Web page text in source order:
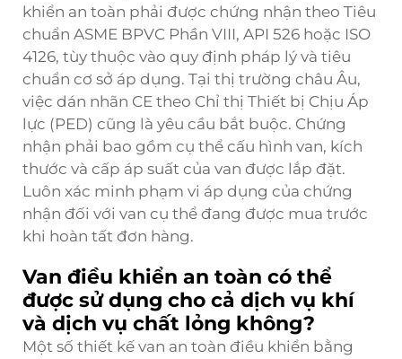
khiển an toàn phải được chứng nhận theo Tiêu
chuẩn ASME BPVC Phần VIII, API 526 hoặc ISO
4126, tùy thuộc vào quy định pháp lý và tiêu
chuẩn cơ sở áp dụng. Tại thị trường châu Âu,
việc dán nhãn CE theo Chỉ thị Thiết bị Chịu Áp
lực (PED) cũng là yêu cầu bắt buộc. Chứng
nhận phải bao gồm cụ thể cấu hình van, kích
thước và cấp áp suất của van được lắp đặt.
Luôn xác minh phạm vi áp dụng của chứng
nhận đối với van cụ thể đang được mua trước
khi hoàn tất đơn hàng.
Van điều khiển an toàn có thể
được sử dụng cho cả dịch vụ khí
và dịch vụ chất lỏng không?
Một số thiết kế van an toàn điều khiển bằng